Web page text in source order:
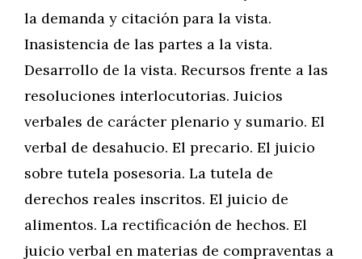
la demanda y citación para la vista.
Inasistencia de las partes a la vista.
Desarrollo de la vista. Recursos frente a las
resoluciones interlocutorias. Juicios
verbales de carácter plenario y sumario. El
verbal de desahucio. El precario. El juicio
sobre tutela posesoria. La tutela de
derechos reales inscritos. El juicio de
alimentos. La rectificación de hechos. El
juicio verbal en materias de compraventas a